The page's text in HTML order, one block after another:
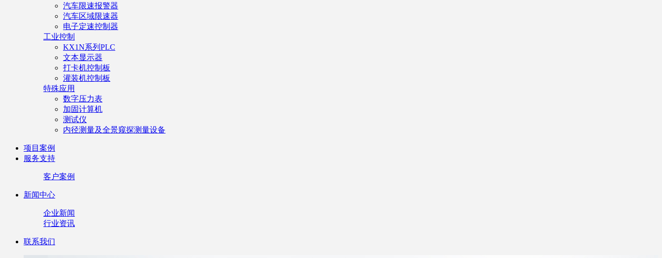
汽车限速报警器
汽车区域限速器
电子定速控制器
工业控制
KX1N系列PLC
文本显示器
打卡机控制板
灌装机控制板
特殊应用
数字压力表
加固计算机
测试仪
内径测量及全景窥探测量设备
项目案例
服务支持
客户案例
新闻中心
企业新闻
行业资讯
联系我们